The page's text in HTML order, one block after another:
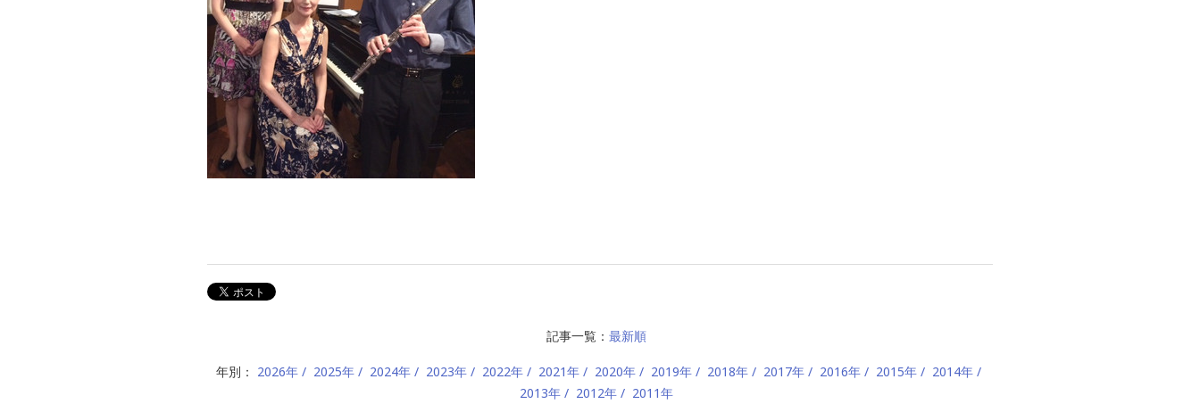
記事一覧： 最新順
年別： 2026年 2025年 2024年 2023年 2022年 2021年 2020年 2019年 2018年 2017年 2016年 2015年
2014年
2013年
2012年 2011年